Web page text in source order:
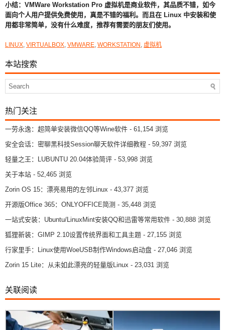
小结：VMWare Workstation Pro 虚拟机是商业软件，其品质不错，如今
面向个人用户提供免费使用，真是不错的福利。而且在 Linux 中安装和使
用都非常简单，没有什么难度，推荐有需要的朋友们使用。
LINUX VIRTUALBOX VMWARE WORKSTATION 虚拟机
本站搜索
热门关注
一劳永逸：超简单安装微信QQ等Wine软件 - 61,154 浏览
安全会话：密聊黑科技Session聊天软件详细教程 - 59,397 浏览
轻量之王：LUBUNTU 20.04体验简评 - 53,998 浏览
关于本站 - 52,465 浏览
Zorin OS 15：漂亮易用的左邻Linux - 43,377 浏览
开源版Office 365：ONLYOFFICE简测 - 35,448 浏览
一站式安装：Ubuntu/LinuxMint安装QQ和迅雷等常用软件 - 30,888 浏览
狐狸新装：GIMP 2.10设置传统界面和工具主题 - 27,155 浏览
行家里手：Linux使用WoeUSB制作Windows启动盘 - 27,046 浏览
Zorin 15 Lite：从未如此漂亮的轻量版Linux - 23,031 浏览
关联阅读